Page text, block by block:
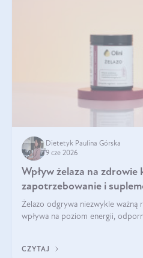
Dietetyk Paulina Górska
9 cze 2026
Wpływ żelaza na
zapotrzebowanie i
Żelazo odgrywa niezwykle
wpływa na poziom energii,
zawrotów głowy czy problemów z
CZYTAJ